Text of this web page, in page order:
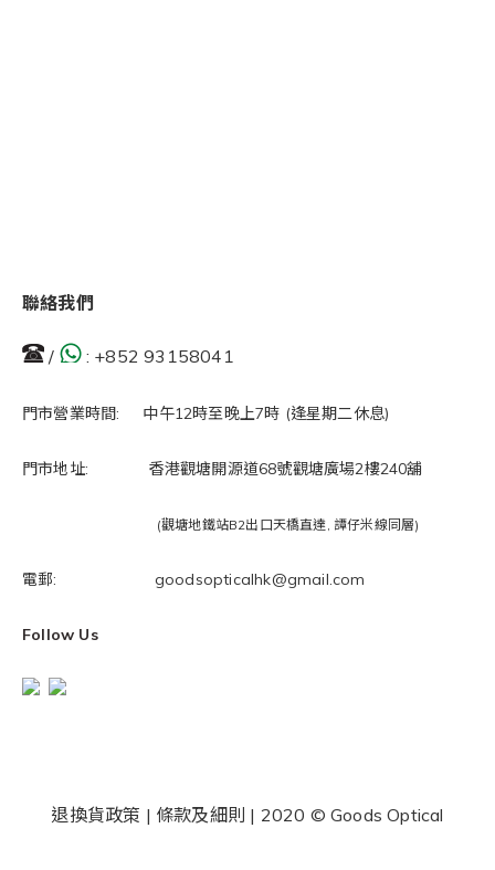
聯絡我們
/ : +852 93158041
門市營業時間: 中午12時至晚上7時 (逢星期二休息)
門市地址: 香港觀塘開源道68號觀塘廣場2樓240舖
(觀塘地鐵站B2出口天橋直達, 譚仔米線同層)
電郵: goodsopticalhk@gmail.com
Follow Us
退換貨政策 | 條款及細則 | 2020 © Goods Optical